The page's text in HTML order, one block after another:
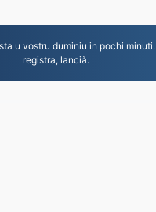
u vostru duminiu in pochi
registra, lancià.